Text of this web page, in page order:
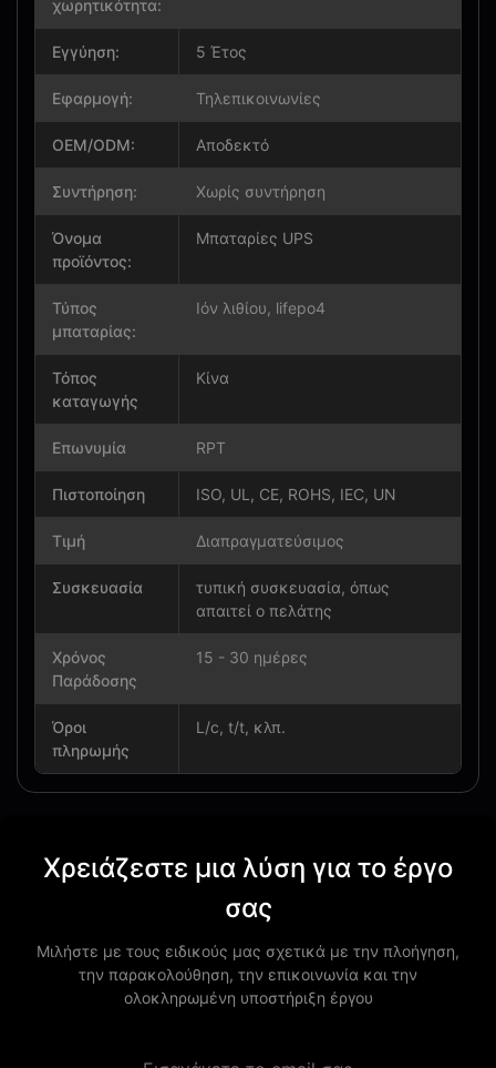
χωρητικότητα:
Εγγύηση: 5 Έτος
Εφαρμογή: Τηλεπικοινωνίες
OEM/ODM: Αποδεκτό
Συντήρηση: Χωρίς συντήρηση
Όνομα
προϊόντος:
Μπαταρίες UPS
Τύπος
μπαταρίας:
Ιόν λιθίου, lifepo4
Τόπος
καταγωγής
Κίνα
Επωνυμία RPT
Πιστοποίηση ISO, UL, CE, ROHS, IEC, UN
Τιμή Διαπραγματεύσιμος
Συσκευασία
τυπική συσκευασία, όπως
απαιτεί ο πελάτης
Χρόνος
Παράδοσης
15 - 30 ημέρες
Όροι
πληρωμής
L/c, t/t, κλπ.
Χρειάζεστε μια λύση για το έργο
σας
Μιλήστε με τους ειδικούς μας σχετικά με την πλοήγηση,
την παρακολούθηση, την επικοινωνία και την
ολοκληρωμένη υποστήριξη έργου